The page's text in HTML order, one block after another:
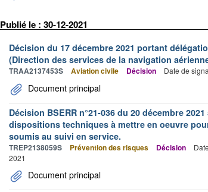
Publié le : 30-12-2021
Décision du 17 décembre 2021 portant
(Direction des services de la navigation
TRAA2137453S Aviation civile Décision Date de
Document principal
Décision BSERR n°21-036 du 20 décembre
dispositions techniques à mettre en oeuvre
soumis au suivi en service.
TREP2138059S Prévention des risques Décision
2021
Document principal